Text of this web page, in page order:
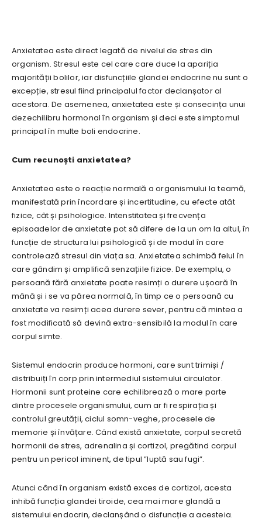
Anxietatea este direct legată de nivelul de stres din
organism. Stresul este cel care care duce la apariția
majorității bolilor, iar disfuncțiile glandei endocrine nu sunt o
excepție, stresul fiind principalul factor declanșator al
acestora. De asemenea, anxietatea este și consecința unui
dezechilibru hormonal în organism și deci este simptomul
principal în multe boli endocrine.
Cum recunoști anxietatea?
Anxietatea este o reacție normală a organismului la teamă,
manifestată prin încordare și incertitudine, cu efecte atât
fizice, cât și psihologice. Intenstitatea și frecvența
episoadelor de anxietate pot să difere de la un om la altul, în
funcție de structura lui psihologică și de modul în care
controlează stresul din viața sa. Anxietatea schimbă felul în
care gândim și amplifică senzațiile fizice. De exemplu, o
persoană fără anxietate poate resimți o durere ușoară în
mână și i se va părea normală, în timp ce o persoană cu
anxietate va resimți acea durere sever, pentru că mintea a
fost modificată să devină extra-sensibilă la modul în care
corpul simte.
Sistemul endocrin produce hormoni, care sunt trimiși /
distribuiți în corp prin intermediul sistemului circulator.
Hormonii sunt proteine care echilibrează o mare parte
dintre procesele organismului, cum ar fi respirația și
controlul greutății, ciclul somn-veghe, procesele de
memorie și învățare. Când există anxietate, corpul secretă
hormonii de stres, adrenalina și cortizol, pregătind corpul
pentru un pericol iminent, de tipul ”luptă sau fugi”.
Atunci când în organism există exces de cortizol, acesta
inhibă funcția glandei tiroide, cea mai mare glandă a
sistemului endocrin, declanșând o disfuncție a acesteia.